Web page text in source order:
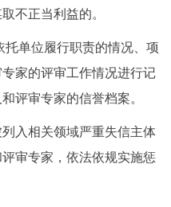
不正当利益的。
托单位履行职责的情况、项
家的评审工作情况进行记
评审专家的信誉档案。
入相关领域严重失信主体
审专家，依法依规实施惩